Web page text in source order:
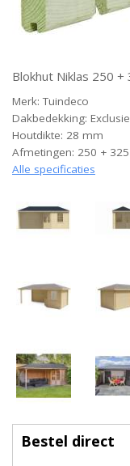
Blokhut Niklas 250
Merk: Tuindeco
Dakbedekking:
Houtdikte: 28 mm
Afmetingen: 250 +
Alle specificaties
Bestel direct